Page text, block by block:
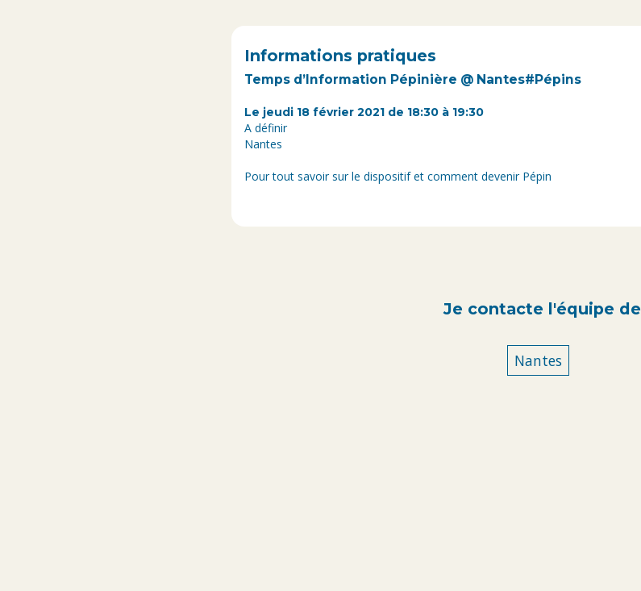
Informations pratiques
Temps d’Information Pépinière @ Nantes#Pépins
Le jeudi 18 février 2021 de 18:30 à 19:30
A définir
Nantes
Pour tout savoir sur le dispositif et comment devenir Pépin
Je contacte l'équipe de
Nantes